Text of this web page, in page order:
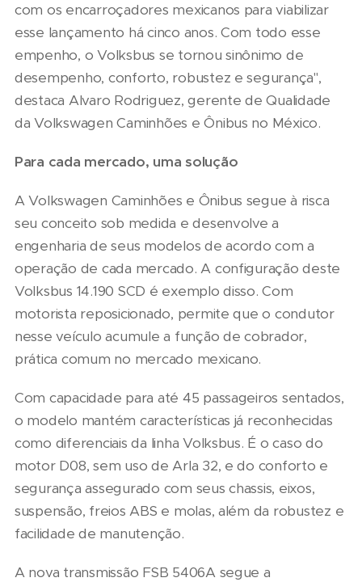
com os encarroçadores mexicanos para viabilizar
esse lançamento há cinco anos. Com todo esse
empenho, o Volksbus se tornou sinônimo de
desempenho, conforto, robustez e segurança",
destaca Alvaro Rodriguez, gerente de Qualidade
da Volkswagen Caminhões e Ônibus no México.
Para cada mercado, uma solução
A Volkswagen Caminhões e Ônibus segue à risca
seu conceito sob medida e desenvolve a
engenharia de seus modelos de acordo com a
operação de cada mercado. A configuração deste
Volksbus 14.190 SCD é exemplo disso. Com
motorista reposicionado, permite que o condutor
nesse veículo acumule a função de cobrador,
prática comum no mercado mexicano.
Com capacidade para até 45 passageiros sentados,
o modelo mantém características já reconhecidas
como diferenciais da linha Volksbus. É o caso do
motor D08, sem uso de Arla 32, e do conforto e
segurança assegurado com seus chassis, eixos,
suspensão, freios ABS e molas, além da robustez e
facilidade de manutenção.
A nova transmissão FSB 5406A segue a